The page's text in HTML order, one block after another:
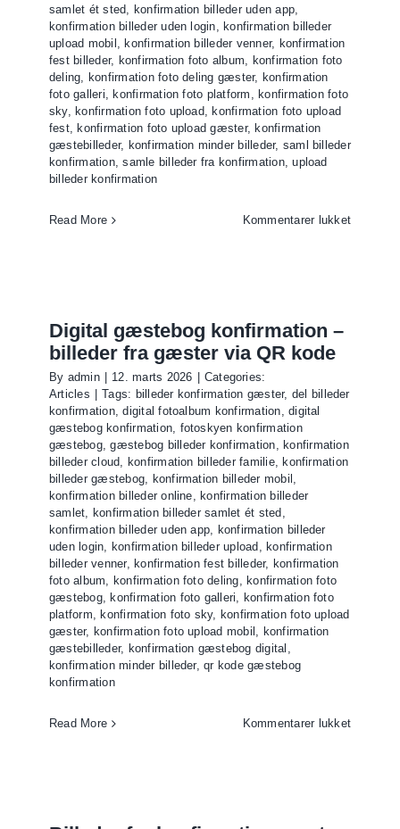
samlet ét sted, konfirmation billeder uden app,
konfirmation billeder uden login, konfirmation billeder
upload mobil , konfirmation billeder venner, konfirmation
fest billeder, konfirmation foto album, konfirmation foto
deling, konfirmation foto deling gæster, konfirmation
foto galleri, konfirmation foto platform , konfirmation foto
sky, konfirmation foto upload, konfirmation foto upload
fest, konfirmation foto upload gæster, konfirmation
gæstebilleder, konfirmation minder billeder, saml billeder
konfirmation,samle billeder fra konfirmation,upload
billeder konfirmation
Read More Kommentarer lukkettil
Digital gæstebog konfirmation –
billeder fra gæster via QR kode
By admin 12. marts 2026
Categories:
Articles
Tags: billeder konfirmation gæster, del billeder
konfirmation,digital fotoalbum konfirmation,digital
gæstebog konfirmation, fotoskyen konfirmation
gæstebog,gæstebog billeder konfirmation, konfirmation
billeder cloud, konfirmation billeder familie, konfirmation
billeder gæstebog, konfirmation billeder mobil ,
konfirmation billeder online, konfirmation billeder
samlet, konfirmation billeder samlet ét sted ,
konfirmation billeder uden app, konfirmation billeder
uden login, konfirmation billeder upload , konfirmation
billeder venner, konfirmation fest billeder, konfirmation
foto album, konfirmation foto deling, konfirmation foto
gæstebog, konfirmation foto galleri, konfirmation foto
platform, konfirmation foto sky, konfirmation foto upload
gæster, konfirmation foto upload mobil , konfirmation
gæstebilleder, konfirmation gæstebog digital ,
konfirmation minder billeder,qr kode gæstebog
konfirmation
Read More Kommentarer lukkettil